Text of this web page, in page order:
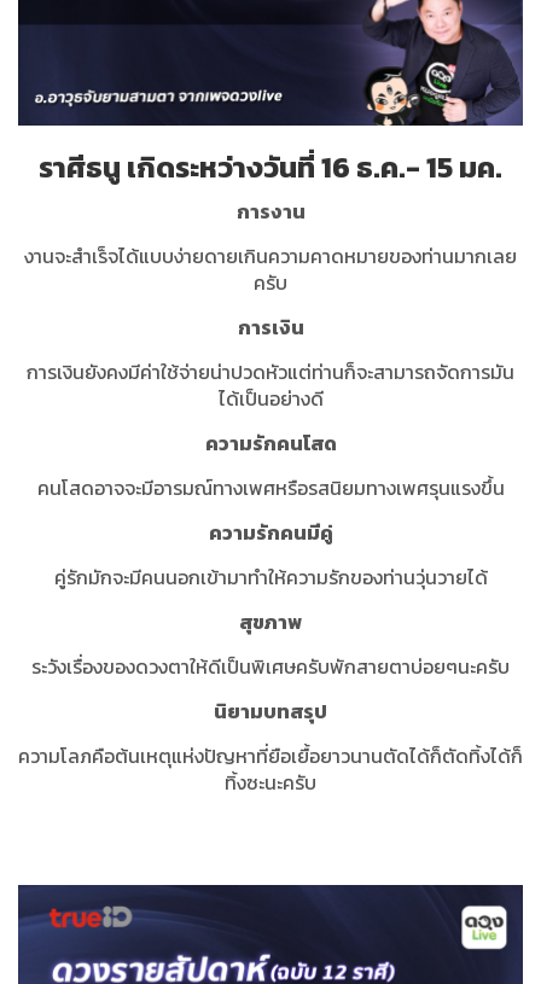
ราศีธนู เกิดระหว่างวันที่ 16 ธ.ค.- 15 มค.
การงาน
งานจะสำเร็จได้แบบง่ายดายเกินความคาดหมายของท่านมากเลย
ครับ
การเงิน
การเงินยังคงมีค่าใช้จ่ายน่าปวดหัวแต่ท่านก็จะสามารถจัดการมัน
ได้เป็นอย่างดี
ความรักคนโสด
คนโสดอาจจะมีอารมณ์ทางเพศหรือรสนิยมทางเพศรุนแรงขึ้น
ความรักคนมีคู่
คู่รักมักจะมีคนนอกเข้ามาทำให้ความรักของท่านวุ่นวายได้
สุขภาพ
ระวังเรื่องของดวงตาให้ดีเป็นพิเศษครับพักสายตาบ่อยๆนะครับ
นิยามบทสรุป
ความโลภคือต้นเหตุแห่งปัญหาที่ยือเยื้อยาวนานตัดได้ก็ตัดทิ้งได้ก็
ทิ้งซะนะครับ